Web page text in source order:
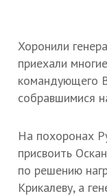
Хоронили
приехали
командующего
собравшимися
На похоронах
присвоить
по решению
Крикалеву, а